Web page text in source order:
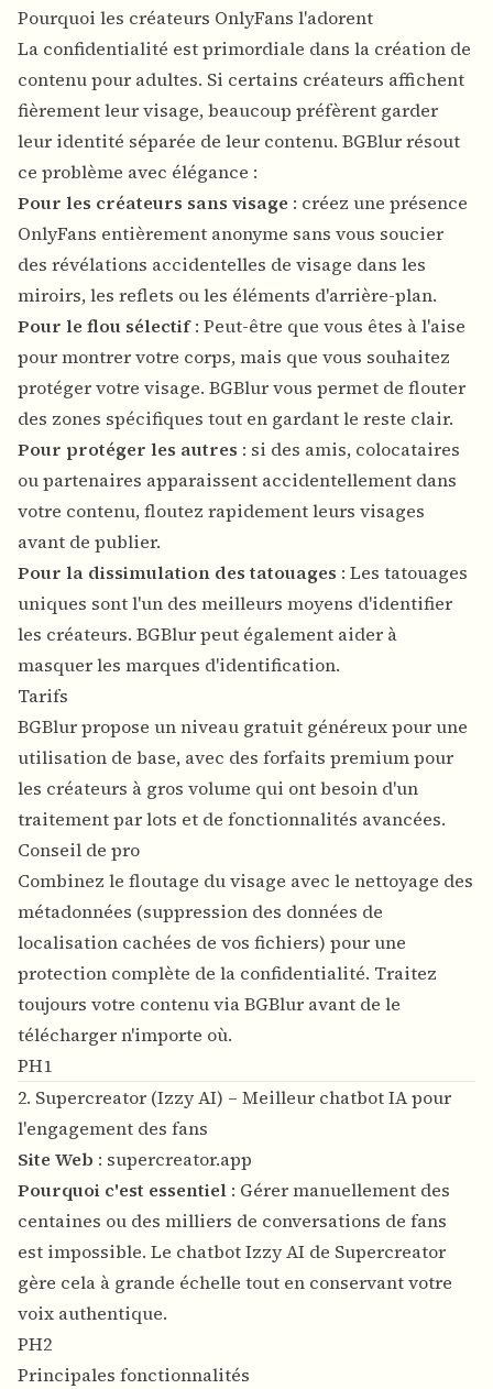
Pourquoi les créateurs OnlyFans l'adorent
La confidentialité est primordiale dans la création de
contenu pour adultes. Si certains créateurs affichent
fièrement leur visage, beaucoup préfèrent garder
leur identité séparée de leur contenu. BGBlur résout
ce problème avec élégance :
Pour les créateurs sans visage : créez une présence
OnlyFans entièrement anonyme sans vous soucier
des révélations accidentelles de visage dans les
miroirs, les reflets ou les éléments d'arrière-plan.
Pour le flou sélectif: Peut-être que vous êtes à l'aise
pour montrer votre corps, mais que vous souhaitez
protéger votre visage. BGBlur vous permet de flouter
des zones spécifiques tout en gardant le reste clair.
Pour protéger les autres : si des amis, colocataires
ou partenaires apparaissent accidentellement dans
votre contenu, floutez rapidement leurs visages
avant de publier.
Pour la dissimulation des tatouages : Les tatouages ​​​​
uniques sont l'un des meilleurs moyens d'identifier
les créateurs. BGBlur peut également aider à
masquer les marques d'identification.
Tarifs
BGBlur propose un niveau gratuit généreux pour une
utilisation de base, avec des forfaits premium pour
les créateurs à gros volume qui ont besoin d'un
traitement par lots et de fonctionnalités avancées.
Conseil de pro
Combinez le floutage du visage avec le nettoyage des
métadonnées (suppression des données de
localisation cachées de vos fichiers) pour une
protection complète de la confidentialité. Traitez
toujours votre contenu via BGBlur avant de le
télécharger n'importe où.
PH1
2. Supercreator (Izzy AI) – Meilleur chatbot IA pour
l'engagement des fans
Site Web : supercreator.app
Pourquoi c'est essentiel : Gérer manuellement des
centaines ou des milliers de conversations de fans
est impossible. Le chatbot Izzy AI de Supercreator
gère cela à grande échelle tout en conservant votre
voix authentique.
PH2
Principales fonctionnalités